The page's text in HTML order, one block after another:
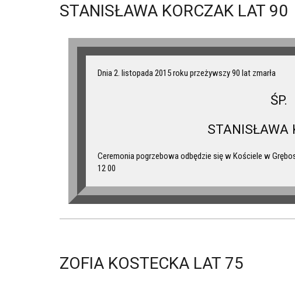
STANISŁAWA KORCZAK LAT 90
Dnia 2. listopada 2015 roku przeżywszy 90 lat zmarła
ŚP.
STANISŁAWA
Ceremonia pogrzebowa odbędzie się w Kościele w
12 00
ZOFIA KOSTECKA LAT 75